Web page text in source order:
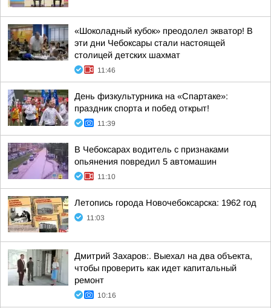
«Шоколадный кубок» преодолел экватор! В
эти дни Чебоксары стали настоящей
столицей детских шахмат
11:46
День физкультурника на «Спартаке»:
праздник спорта и побед открыт!
11:39
В Чебоксарах водитель с признаками
опьянения повредил 5 автомашин
11:10
Летопись города Новочебоксарска: 1962 год
11:03
Дмитрий Захаров:. Выехал на два объекта,
чтобы проверить как идет капитальный
ремонт
10:16